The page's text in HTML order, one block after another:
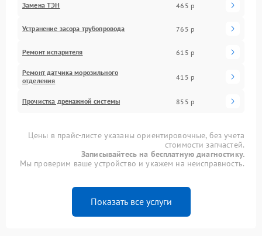
Замена ТЭН 465 р
Устранение засора трубопровода 765 р
Ремонт испарителя 615 р
Ремонт датчика морозильного
отделения
415 р
Прочистка дренажной системы 855 р
Цены в прайс-листе указаны ориентировочные, без учета
стоимости запчастей.
Записывайтесь на бесплатную диагностику.
Мы проверим ваше устройство и укажем на неисправность.
Показать все услуги